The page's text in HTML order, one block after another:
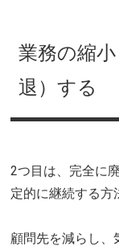
業務の縮小
退）する
2つ目は、完全に
定的に継続する方
顧問先を減らし、